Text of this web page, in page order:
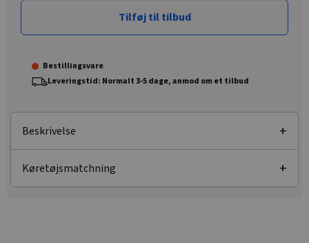
Tilføj til tilbud
Bestillingsvare
Leveringstid: Normalt 3-5 dage, anmod om et tilbud
Beskrivelse
Køretøjsmatchning